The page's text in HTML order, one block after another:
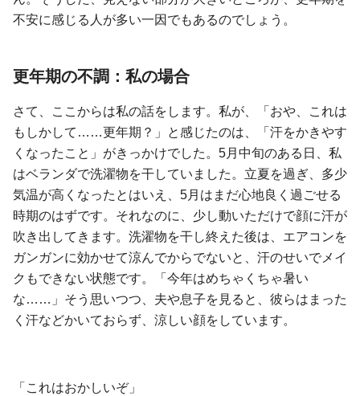
不安に感じる人が多い一因でもあるのでしょう。
更年期の不調：私の場合
さて、ここからは私の話をします。私が、「おや、これは
もしかして……更年期？」と感じたのは、「汗をかきやす
くなったこと」がきっかけでした。5月中旬のある日、私
はベランダで洗濯物を干していました。立夏を過ぎ、多少
気温が高くなったとはいえ、5月はまだ心地良く過ごせる
時期のはずです。それなのに、少し動いただけで顔に汗が
吹き出してきます。洗濯物を干し終えた後は、エアコンを
ガンガンに効かせて涼んでからでないと、汗のせいでメイ
クもできない状態です。「今年はめちゃくちゃ暑い
な……」そう思いつつ、夫や息子を見ると、彼らはまった
く汗などかいておらず、涼しい顔をしています。
「これはおかしいぞ」